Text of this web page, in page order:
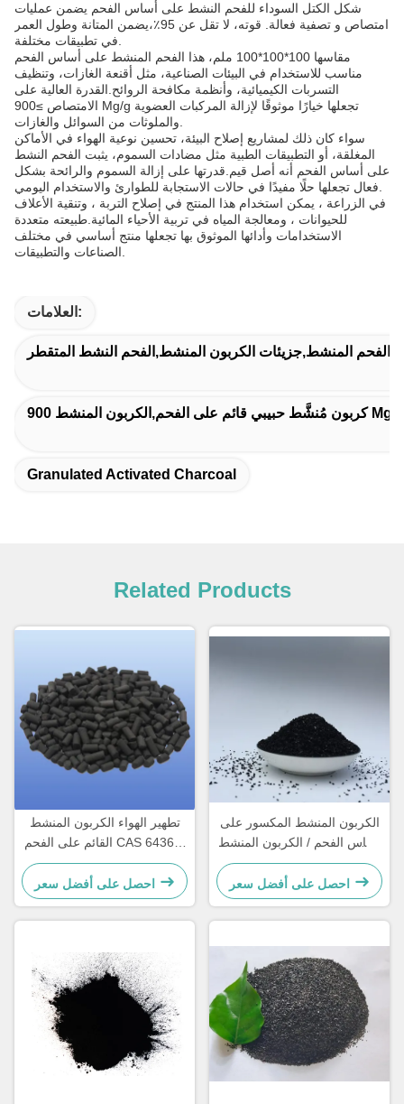
شكل الكتل السوداء للفحم النشط على أساس الفحم يضمن عمليات
امتصاص و تصفية فعالة. قوته، لا تقل عن 95٪،يضمن المتانة وطول العمر
مقاسها 100*100*100 ملم، هذا الفحم المنشط على أساس الفحم
مناسب للاستخدام في البيئات الصناعية، مثل أقنعة الغازات، وتنظيف
التسربات الكيميائية، وأنظمة مكافحة الروائح.القدرة العالية على
الامتصاص ≥900 Mg/g تجعلها خيارًا موثوقًا لإزالة المركبات العضوية
سواء كان ذلك لمشاريع إصلاح البيئة، تحسين نوعية الهواء في الأماكن
المغلقة، أو التطبيقات الطبية مثل مضادات السموم، يثبت الفحم النشط
على أساس الفحم أنه أصل قيم.قدرتها على إزالة السموم والرائحة بشكل
في الزراعة ، يمكن استخدام هذا المنتج في إصلاح التربة ، وتنقية الأعلاف
للحيوانات ، ومعالجة المياه في تربية الأحياء المائية.طبيعته متعددة
الاستخدامات وأدائها الموثوق بها تجعلها منتج أساسي في مختلف
العلامات:
الفحم المنشط,جزيئات الكربون المنشط,الفحم النشط المتقطر
Granulated Activated Charcoal
Related Products
تطهير الهواء الكربون المنشط
القائم على الفحم CAS 64365-
11-3 الكربون المنشط العمودي
احصل على أفضل سعر
الكربون المنشط المكسور على
أساس الفحم / الكربون المنشط
من الفحم للتوضيح
احصل على أفضل سعر